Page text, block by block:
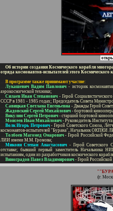
Об истории создания Космического корабля
отряда космонавтов-испытателейэтого Космического
В программе также принимают участие:
Лукашевич Вадим Павлович - историк
аэрокосмической техники;
Силаев Иван Степанович - Герой
СССР в 1981 - 1985 годах; Председатель Совета
Савицкая Светлана Евгеньевна - Дважды Герой
Жадовский Сергей Михайлович - бортовой
Викулин Сергей Петрович - старший бортовой
Моисеев Иван Михайлович - Руководитель
Волк Игорь Петрович - Герой Советского Союза,
космонавтов-испытателей "Бурана", Начальник ОКПКИ
Толбоев Магомед Омарович- Герой Российской
ЛИИ имени М.М. Громова;
Микоян Степан Анастасович - Герой Советского
отставке; бывший первый заместитель Начальника
испытаниям, один из разработчиков космического
Виноградов Павел Владимирович - Герой
(г.